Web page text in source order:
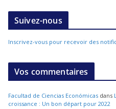
Suivez-nous
Inscrivez-vous pour recevoir des
Vos commentaires
Facultad de Ciencias Económicas dans
croissance : Un bon départ pour 2022